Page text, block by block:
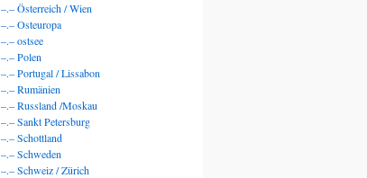
–.– Österreich / Wien
–.– Osteuropa
–.– ostsee
–.– Polen
–.– Portugal / Lissabon
–.– Rumänien
–.– Russland /Moskau
–.– Sankt Petersburg
–.– Schottland
–.– Schweden
–.– Schweiz / Zürich